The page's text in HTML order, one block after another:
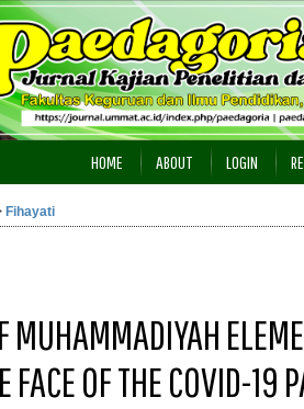
HOME ABOUT LOGIN
Fihayati
MUHAMMADIYAH
FACE OF THE COVID-19